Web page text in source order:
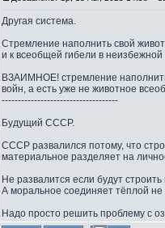
Другая система.
Стремление наполнить свой
и к всеобщей гибели в
ВЗАИМНОЕ! стремление
войн, а есть уже не животное
------------------------------------
Будущий СССР.
СССР развалился потому, что
материальное разделяет на
Не развалится если будут
А моральное соединяет тёплой
Надо просто решить проблему с